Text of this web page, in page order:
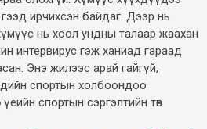
ирчихсэн байдаг. Дээр нь
нь хоол ундны талаар жаахан
интервирус гэж ханиад гараад
Энэ жилээс арай гайгүй,
спортын холбоондоо
үеийн спортын сэргэлтийн төв